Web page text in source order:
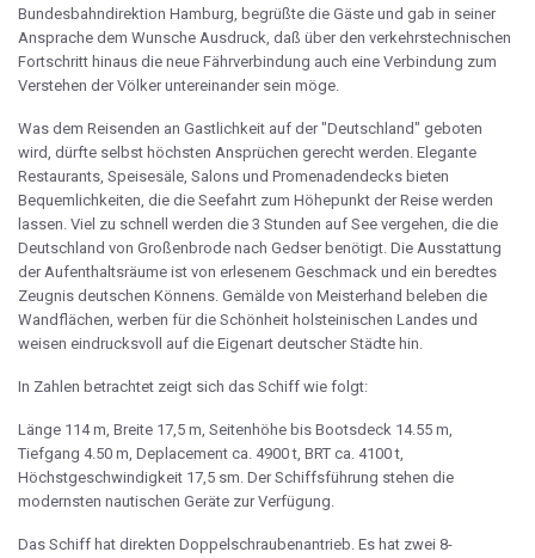
Bundesbahndirektion Hamburg, begrüßte die Gäste und gab in seiner
Ansprache dem Wunsche Ausdruck, daß über den verkehrstechnischen
Fortschritt hinaus die neue Fährverbindung auch eine Verbindung zum
Verstehen der Völker untereinander sein möge.
Was dem Reisenden an Gastlichkeit auf der "Deutschland" geboten
wird, dürfte selbst höchsten Ansprüchen gerecht werden. Elegante
Restaurants, Speisesäle, Salons und Promenadendecks bieten
Bequemlichkeiten, die die Seefahrt zum Höhepunkt der Reise werden
lassen. Viel zu schnell werden die 3 Stunden auf See vergehen, die die
Deutschland von Großenbrode nach Gedser benötigt. Die Ausstattung
der Aufenthaltsräume ist von erlesenem Geschmack und ein beredtes
Zeugnis deutschen Könnens. Gemälde von Meisterhand beleben die
Wandflächen, werben für die Schönheit holsteinischen Landes und
weisen eindrucksvoll auf die Eigenart deutscher Städte hin.
In Zahlen betrachtet zeigt sich das Schiff wie folgt:
Länge 114 m, Breite 17,5 m, Seitenhöhe bis Bootsdeck 14.55 m,
Tiefgang 4.50 m, Deplacement ca. 4900 t, BRT ca. 4100 t,
Höchstgeschwindigkeit 17,5 sm. Der Schiffsführung stehen die
modernsten nautischen Geräte zur Verfügung.
Das Schiff hat direkten Doppelschraubenantrieb. Es hat zwei 8-